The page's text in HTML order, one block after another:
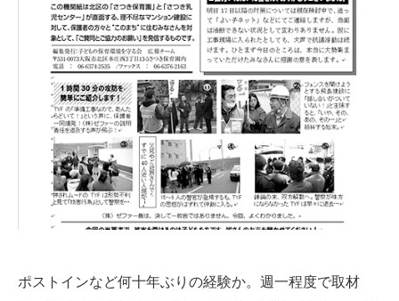
ポストインなど何十年ぶりの経験か。週一程度で取材